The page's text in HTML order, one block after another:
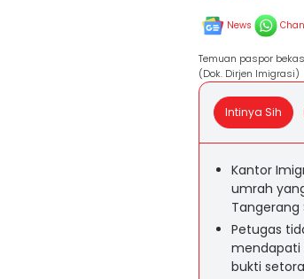
News
Temuan paspor
(Dok. Dirjen Imigrasi)
Intinya Sih
Kantor
umrah
Tangerang
Petugas
mendapati
bukti